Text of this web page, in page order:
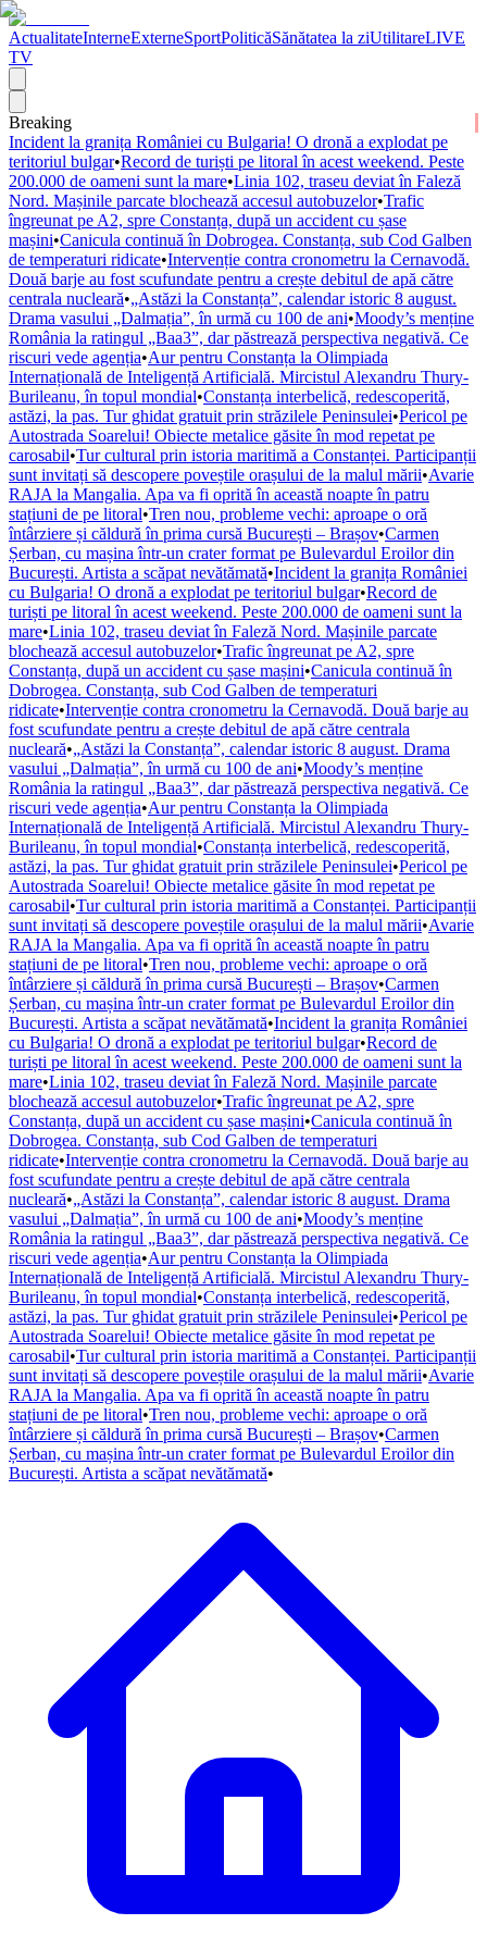
ActualitateInterneExterneSportPoliticăSănătatea la ziUtilitareLIVE
TV
Breaking
Incident la granița României cu Bulgaria! O dronă a explodat pe
teritoriul bulgar•Record de turiști pe litoral în acest weekend. Peste
200.000 de oameni sunt la mare•Linia 102, traseu deviat în Faleză
Nord. Mașinile parcate blochează accesul autobuzelor•Trafic
îngreunat pe A2, spre Constanța, după un accident cu șase
mașini•Canicula continuă în Dobrogea. Constanța, sub Cod Galben
de temperaturi ridicate•Intervenție contra cronometru la Cernavodă.
Două barje au fost scufundate pentru a crește debitul de apă către
centrala nucleară•„Astăzi la Constanța”, calendar istoric 8 august.
Drama vasului „Dalmația”, în urmă cu 100 de ani•Moody’s menține
România la ratingul „Baa3”, dar păstrează perspectiva negativă. Ce
riscuri vede agenția•Aur pentru Constanța la Olimpiada
Internațională de Inteligență Artificială. Mircistul Alexandru Thury-
Burileanu, în topul mondial•Constanța interbelică, redescoperită,
astăzi, la pas. Tur ghidat gratuit prin străzilele Peninsulei•Pericol pe
Autostrada Soarelui! Obiecte metalice găsite în mod repetat pe
carosabil•Tur cultural prin istoria maritimă a Constanței. Participanții
sunt invitați să descopere poveștile orașului de la malul mării•Avarie
RAJA la Mangalia. Apa va fi oprită în această noapte în patru
stațiuni de pe litoral•Tren nou, probleme vechi: aproape o oră
întârziere și căldură în prima cursă București – Brașov•Carmen
Șerban, cu mașina într-un crater format pe Bulevardul Eroilor din
București. Artista a scăpat nevătămată•Incident la granița României
cu Bulgaria! O dronă a explodat pe teritoriul bulgar•Record de
turiști pe litoral în acest weekend. Peste 200.000 de oameni sunt la
mare•Linia 102, traseu deviat în Faleză Nord. Mașinile parcate
blochează accesul autobuzelor•Trafic îngreunat pe A2, spre
Constanța, după un accident cu șase mașini•Canicula continuă în
Dobrogea. Constanța, sub Cod Galben de temperaturi
ridicate•Intervenție contra cronometru la Cernavodă. Două barje au
fost scufundate pentru a crește debitul de apă către centrala
nucleară•„Astăzi la Constanța”, calendar istoric 8 august. Drama
vasului „Dalmația”, în urmă cu 100 de ani•Moody’s menține
România la ratingul „Baa3”, dar păstrează perspectiva negativă. Ce
riscuri vede agenția•Aur pentru Constanța la Olimpiada
Internațională de Inteligență Artificială. Mircistul Alexandru Thury-
Burileanu, în topul mondial•Constanța interbelică, redescoperită,
astăzi, la pas. Tur ghidat gratuit prin străzilele Peninsulei•Pericol pe
Autostrada Soarelui! Obiecte metalice găsite în mod repetat pe
carosabil•Tur cultural prin istoria maritimă a Constanței. Participanții
sunt invitați să descopere poveștile orașului de la malul mării•Avarie
RAJA la Mangalia. Apa va fi oprită în această noapte în patru
stațiuni de pe litoral•Tren nou, probleme vechi: aproape o oră
întârziere și căldură în prima cursă București – Brașov•Carmen
Șerban, cu mașina într-un crater format pe Bulevardul Eroilor din
București. Artista a scăpat nevătămată•Incident la granița României
cu Bulgaria! O dronă a explodat pe teritoriul bulgar•Record de
turiști pe litoral în acest weekend. Peste 200.000 de oameni sunt la
mare•Linia 102, traseu deviat în Faleză Nord. Mașinile parcate
blochează accesul autobuzelor•Trafic îngreunat pe A2, spre
Constanța, după un accident cu șase mașini•Canicula continuă în
Dobrogea. Constanța, sub Cod Galben de temperaturi
ridicate•Intervenție contra cronometru la Cernavodă. Două barje au
fost scufundate pentru a crește debitul de apă către centrala
nucleară•„Astăzi la Constanța”, calendar istoric 8 august. Drama
vasului „Dalmația”, în urmă cu 100 de ani•Moody’s menține
România la ratingul „Baa3”, dar păstrează perspectiva negativă. Ce
riscuri vede agenția•Aur pentru Constanța la Olimpiada
Internațională de Inteligență Artificială. Mircistul Alexandru Thury-
Burileanu, în topul mondial•Constanța interbelică, redescoperită,
astăzi, la pas. Tur ghidat gratuit prin străzilele Peninsulei•Pericol pe
Autostrada Soarelui! Obiecte metalice găsite în mod repetat pe
carosabil•Tur cultural prin istoria maritimă a Constanței. Participanții
sunt invitați să descopere poveștile orașului de la malul mării•Avarie
RAJA la Mangalia. Apa va fi oprită în această noapte în patru
stațiuni de pe litoral•Tren nou, probleme vechi: aproape o oră
întârziere și căldură în prima cursă București – Brașov•Carmen
Șerban, cu mașina într-un crater format pe Bulevardul Eroilor din
București. Artista a scăpat nevătămată•